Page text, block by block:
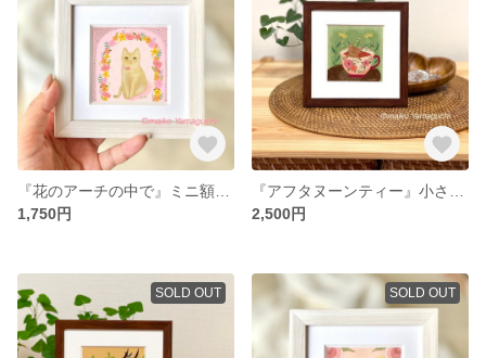
1,750円
2,500円
SOLD OUT SOLD OUT